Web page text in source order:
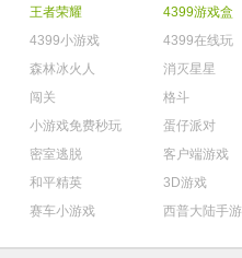
王者荣耀
4399游戏盒
4399小游戏
4399在线玩
森林冰火人
消灭星星
闯关
格斗
小游戏免费秒玩
蛋仔派对
密室逃脱
客户端游戏
和平精英
3D游戏
赛车小游戏 西普大陆手游